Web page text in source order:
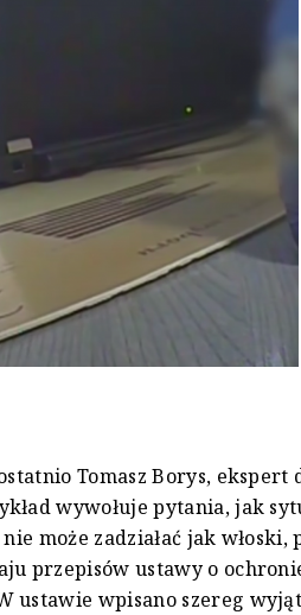
Tomasz Borys, ekspert
wywołuje pytania, jak
może zadziałać jak włoski,
przepisów ustawy o
ustawie wpisano szereg